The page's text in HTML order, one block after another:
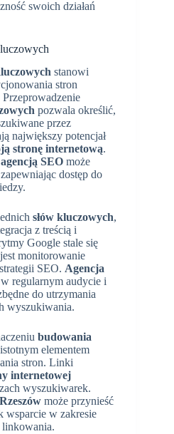
swoich działań
stanowi
stron
pozwala określić,
przez
największy potencjał
stronę internetową.
agencją SEO może
dostęp do
słów kluczowych,
z treścią i
Google stale się
monitorowanie
SEO. Agencja
regularnym audycie i
do utrzymania
wyszukiwania.
budowania
elementem
stron. Linki
internetowej
wyszukiwarek.
może przynieść
wsparcie w zakresie
linkowania.